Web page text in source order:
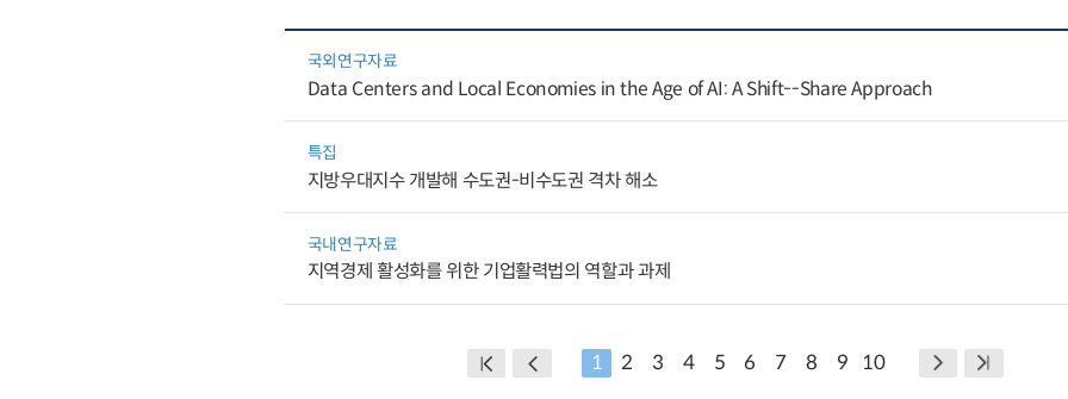
국외연구자료
Data Centers and Local Economies in the Age of AI: A Shift--Share Approach
특집
지방우대지수 개발해 수도권-비수도권 격차 해소
국내연구자료
지역경제 활성화를 위한 기업활력법의 역할과 과제
1 2 3 4 5 6 7 8 9 10